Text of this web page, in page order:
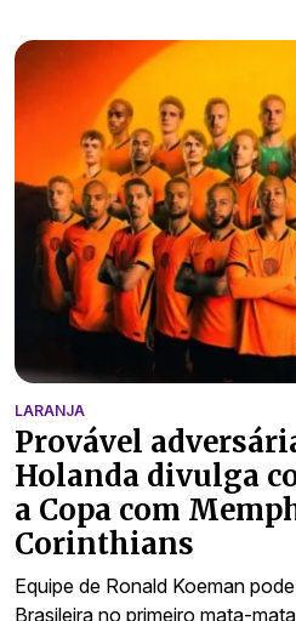
LARANJA
Provável
Holanda divulga
a Copa com
Corinthians
Equipe de Ronald Koeman
Brasileira no primeiro mata-